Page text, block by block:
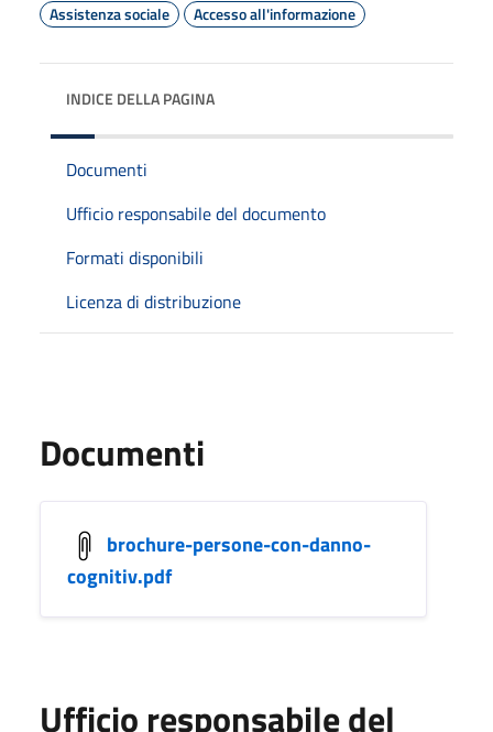
Assistenza sociale
Accesso all'informazione
INDICE DELLA PAGINA
Documenti
Ufficio responsabile del documento
Formati disponibili
Licenza di distribuzione
Documenti
brochure-persone-con-danno-
cognitiv.pdf
Ufficio responsabile del